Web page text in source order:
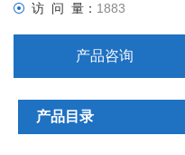
访 问 量： 1883
产品咨询
产品目录